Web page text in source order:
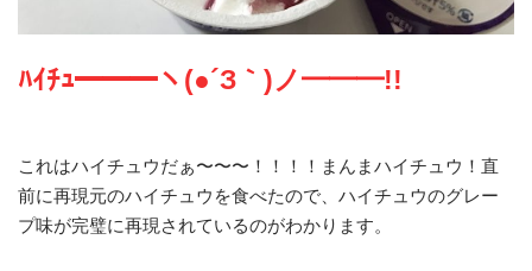
ﾊｲﾁｭ━━━ヽ(●´З｀)ノ━━━!!
これはハイチュウだぁ〜〜〜！！！！まんまハイチュウ！直
前に再現元のハイチュウを食べたので、ハイチュウのグレー
プ味が完璧に再現されているのがわかります。